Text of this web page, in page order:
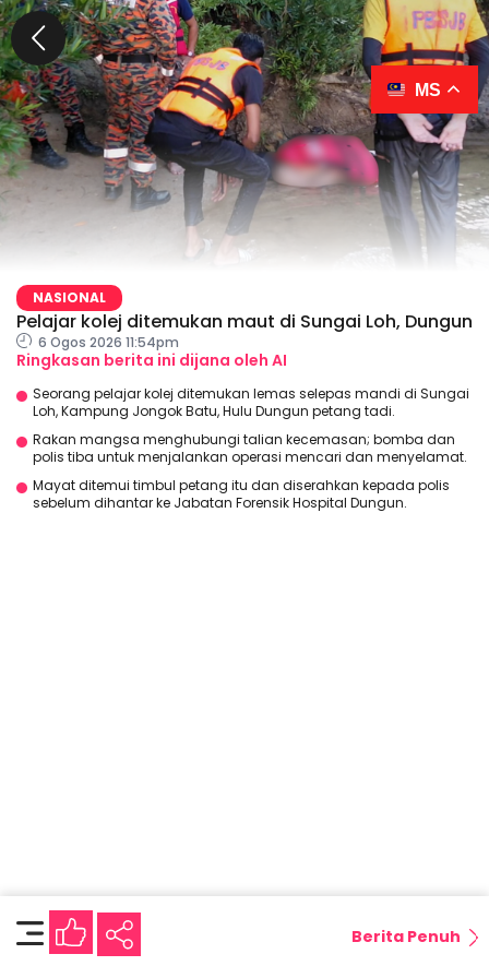
NASIONAL
Pelajar kolej ditemukan maut di Sungai Loh, Dungun
6 Ogos 2026 11:54pm
Ringkasan berita ini dijana oleh AI
Seorang pelajar kolej ditemukan lemas selepas mandi di Sungai
Loh, Kampung Jongok Batu, Hulu Dungun petang tadi.
Rakan mangsa menghubungi talian kecemasan; bomba dan
polis tiba untuk menjalankan operasi mencari dan menyelamat.
Mayat ditemui timbul petang itu dan diserahkan kepada polis
sebelum dihantar ke Jabatan Forensik Hospital Dungun.
Berita Penuh
MS